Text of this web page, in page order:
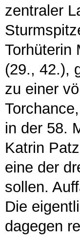
zentraler
Torhüterin
(29., 42.),
zu einer
in der 58.
Katrin
eine der
sollen.
Die
dagegen